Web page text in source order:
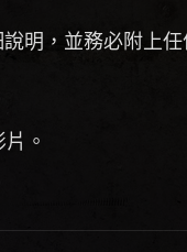
明，並務必附上任
。